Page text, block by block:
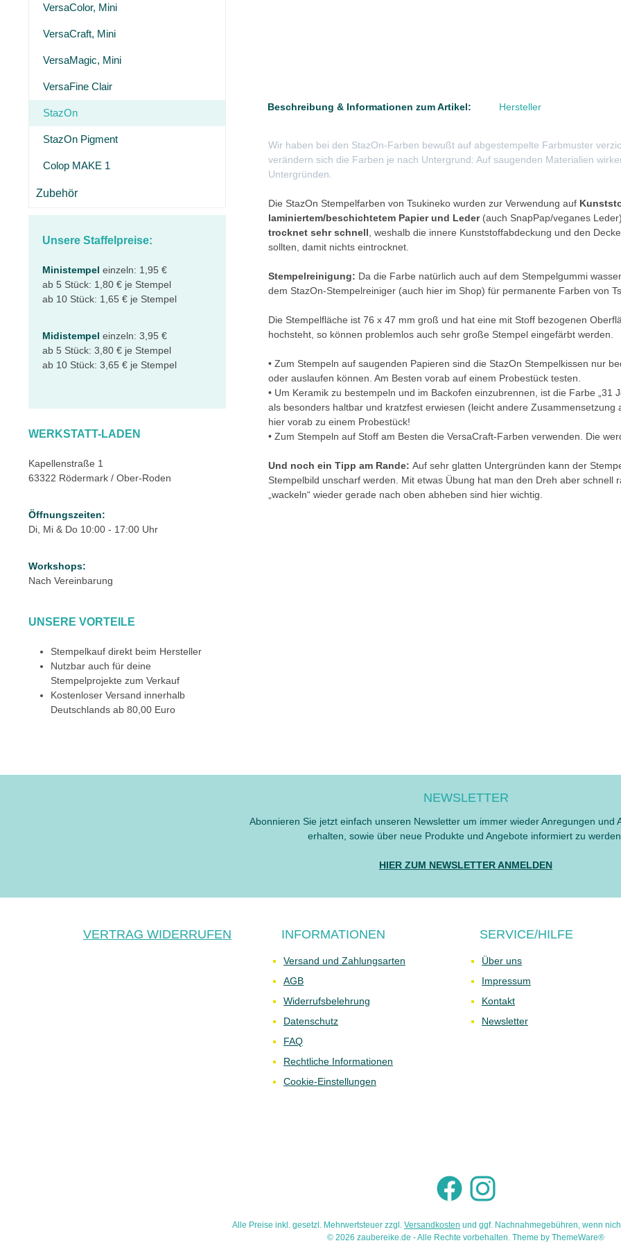
VersaColor, Mini
VersaCraft, Mini
VersaMagic, Mini
VersaFine Clair
StazOn
StazOn Pigment
Colop MAKE 1
Zubehör
Unsere Staffelpreise:
Ministempel einzeln: 1,95 €
ab 5 Stück: 1,80 € je Stempel
ab 10 Stück: 1,65 € je Stempel
Midistempel einzeln: 3,95 €
ab 5 Stück: 3,80 € je Stempel
ab 10 Stück: 3,65 € je Stempel
WERKSTATT-LADEN
Kapellenstraße 1
63322 Rödermark / Ober-Roden
Öffnungszeiten:
Di, Mi & Do 10:00 - 17:00 Uhr
Workshops:
Nach Vereinbarung
UNSERE VORTEILE
Stempelkauf direkt beim Hersteller
Nutzbar auch für deine
Stempelprojekte zum Verkauf
Kostenloser Versand innerhalb
Deutschlands ab 80,00 Euro
Beschreibung & Informationen zum Artikel: Hersteller
Wir haben bei den StazOn-Farben bewußt auf abgestempelte Farbmuster
verändern sich die Farben je nach Untergrund: Auf saugenden Materialien
Untergründen.
Die StazOn Stempelfarben von Tsukineko wurden zur Verwendung auf
laminiertem/beschichtetem Papier und Leder(auch SnapPap/veganes
trocknet sehr schnell, weshalb die innere Kunststoffabdeckung und den
sollten, damit nichts eintrocknet.
Stempelreinigung: Da die Farbe natürlich auch auf dem Stempelgummi
dem StazOn-Stempelreiniger (auch hier im Shop) für permanente Farben von
Die Stempelfläche ist 76 x 47 mm groß und hat eine mit Stoff bezogenen
hochsteht, so können problemlos auch sehr große Stempel eingefärbt werden.
• Zum Stempeln auf saugenden Papieren sind die StazOn Stempelkissen nur
oder auslaufen können. Am Besten vorab auf einem Probestück testen.
• Um Keramik zu bestempeln und im Backofen einzubrennen, ist die Farbe „31
als besonders haltbar und kratzfest erwiesen (leicht andere
hier vorab zu einem Probestück!
• Zum Stempeln auf Stoff am Besten die VersaCraft-Farben verwenden. Die
Und noch ein Tipp am Rande: Auf sehr glatten Untergründen kann der
Stempelbild unscharf werden. Mit etwas Übung hat man den Dreh aber
„wackeln“ wieder gerade nach oben abheben sind hier wichtig.
NEWSLETTER
Abonnieren Sie jetzt einfach unseren Newsletter um immer wieder Anregungen und
erhalten, sowie über neue Produkte und Angebote informiert zu werden.
HIER ZUM NEWSLETTER ANMELDEN
VERTRAG WIDERRUFEN INFORMATIONEN
Versand und Zahlungsarten
AGB
Widerrufsbelehrung
Datenschutz
FAQ
Rechtliche Informationen
Cookie-Einstellungen
SERVICE/HILFE
Über uns
Impressum
Kontakt
Newsletter
FacebookInstagram
Alle Preise inkl. gesetzl. Mehrwertsteuer zzgl. Versandkosten und ggf. Nachnahmegebühren, wenn
© 2026 zaubereike.de - Alle Rechte vorbehalten. Theme by ThemeWare®